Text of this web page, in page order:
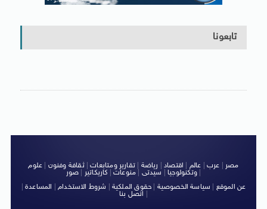
تابعونا
مصر عرب عالم اقتصاد رياضة |تقارير ومتابعات|ثقافة وفنون
علوم
وتكنولوجيا| سيدتى منوعات كاريكاتير صور
|
عن الموقع
سياسة الخصوصية حقوق الملكية شروط الاستخدام| المساعدة|
اتصل بنا